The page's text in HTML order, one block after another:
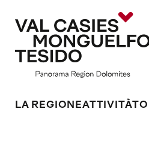
LA REGIONEATTIVITÀ